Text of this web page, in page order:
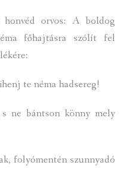
orvos: A boldog
főhajtásra szólít fel
te néma hadsereg!
ne bántson könny mely
folyómentén szunnyadó